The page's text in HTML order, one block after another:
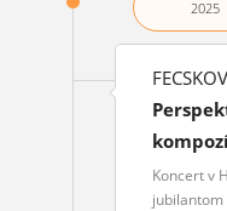
2025
Koncert v
jubilantom